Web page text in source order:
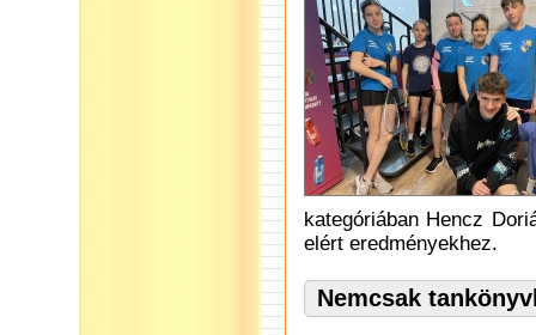
kategóriában Hencz
elért eredményekhez.
Nemcsak